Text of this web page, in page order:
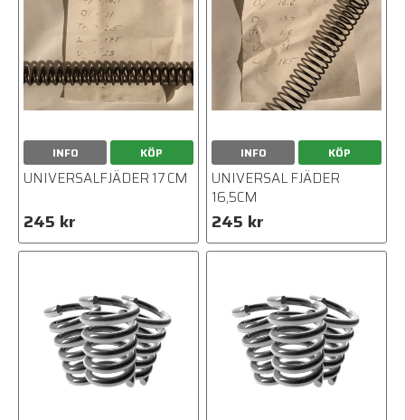
INFO KÖP
UNIVERSALFJÄDER 17 CM
245 kr
INFO KÖP
UNIVERSAL FJÄDER
16,5CM
245 kr